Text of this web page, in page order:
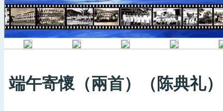
端午寄懷（兩首）（陈典礼）